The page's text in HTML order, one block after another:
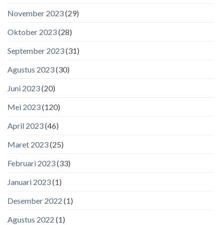
November 2023(29)
Oktober 2023(28)
September 2023(31)
Agustus 2023(30)
Juni 2023(20)
Mei 2023(120)
April 2023(46)
Maret 2023(25)
Februari 2023(33)
Januari 2023(1)
Desember 2022 (1)
Agustus 2022 (1)